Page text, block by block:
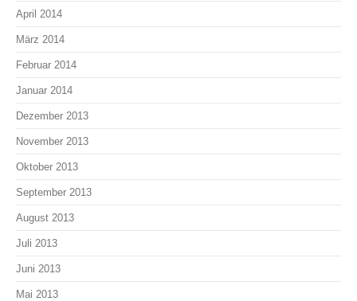
April 2014
März 2014
Februar 2014
Januar 2014
Dezember 2013
November 2013
Oktober 2013
September 2013
August 2013
Juli 2013
Juni 2013
Mai 2013